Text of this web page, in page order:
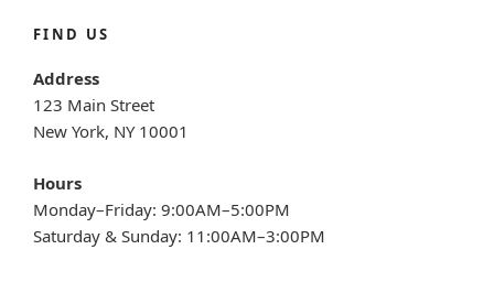
FIND US
Address
123 Main Street
New York, NY 10001
Hours
Monday–Friday: 9:00AM–5:00PM
Saturday & Sunday: 11:00AM–3:00PM